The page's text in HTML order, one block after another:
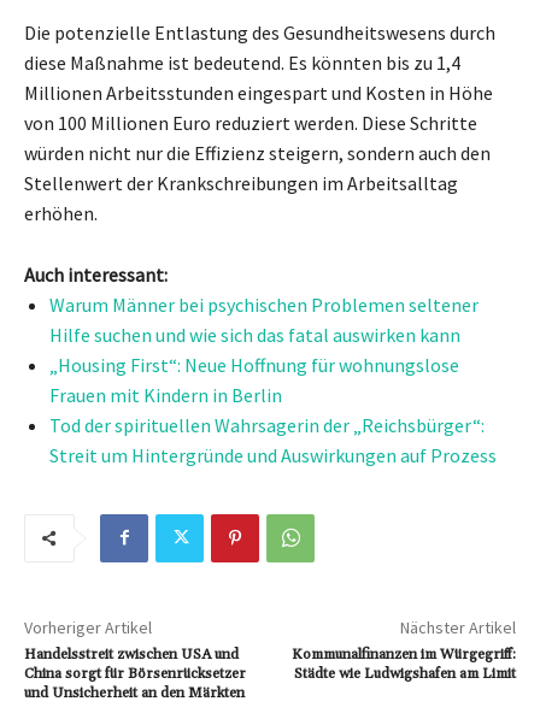
Die potenzielle Entlastung des Gesundheitswesens durch
diese Maßnahme ist bedeutend. Es könnten bis zu 1,4
Millionen Arbeitsstunden eingespart und Kosten in Höhe
von 100 Millionen Euro reduziert werden. Diese Schritte
würden nicht nur die Effizienz steigern, sondern auch den
Stellenwert der Krankschreibungen im Arbeitsalltag
erhöhen.
Auch interessant:
Warum Männer bei psychischen Problemen seltener
Hilfe suchen und wie sich das fatal auswirken kann
„Housing First“: Neue Hoffnung für wohnungslose
Frauen mit Kindern in Berlin
Tod der spirituellen Wahrsagerin der „Reichsbürger“:
Streit um Hintergründe und Auswirkungen auf Prozess
Vorheriger Artikel
Handelsstreit zwischen USA und
China sorgt für Börsenrücksetzer
und Unsicherheit an den Märkten
Nächster Artikel
Kommunalfinanzen im Würgegriff:
Städte wie Ludwigshafen am Limit